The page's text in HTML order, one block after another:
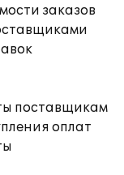
заказов
поставщикам
оплат